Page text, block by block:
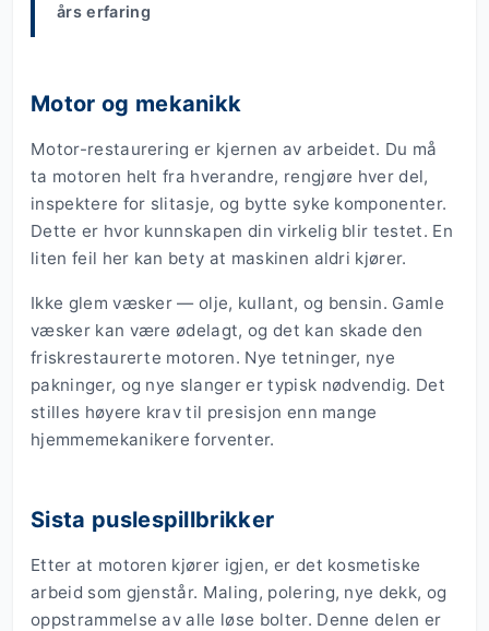
års erfaring
Motor og mekanikk
Motor-restaurering er kjernen av arbeidet. Du må
ta motoren helt fra hverandre, rengjøre hver del,
inspektere for slitasje, og bytte syke komponenter.
Dette er hvor kunnskapen din virkelig blir testet. En
liten feil her kan bety at maskinen aldri kjører.
Ikke glem væsker — olje, kullant, og bensin. Gamle
væsker kan være ødelagt, og det kan skade den
friskrestaurerte motoren. Nye tetninger, nye
pakninger, og nye slanger er typisk nødvendig. Det
stilles høyere krav til presisjon enn mange
hjemmemekanikere forventer.
Sista puslespillbrikker
Etter at motoren kjører igjen, er det kosmetiske
arbeid som gjenstår. Maling, polering, nye dekk, og
oppstrammelse av alle løse bolter. Denne delen er